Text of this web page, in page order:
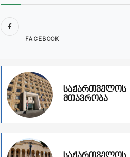
FACEBOOK
საქართველოს
მთავრობა